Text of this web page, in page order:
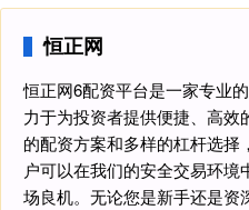
恒正网
恒正网6配资平台是一家专业
力于为投资者提供便捷、高
的配资方案和多样的杠杆选
户可以在我们的安全交易环
场良机。无论您是新手还是资